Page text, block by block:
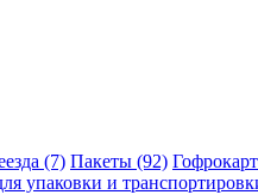
(7) Пакеты (92)
упаковки и